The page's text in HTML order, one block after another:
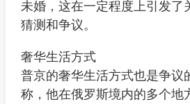
未婚，这在一定程度上引发了
猜测和争议。
奢华生活方式
普京的奢华生活方式也是争议
称，他在俄罗斯境内的多个地